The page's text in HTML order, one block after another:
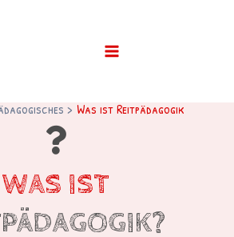
Was ist Reitpädagogik
WAS IST